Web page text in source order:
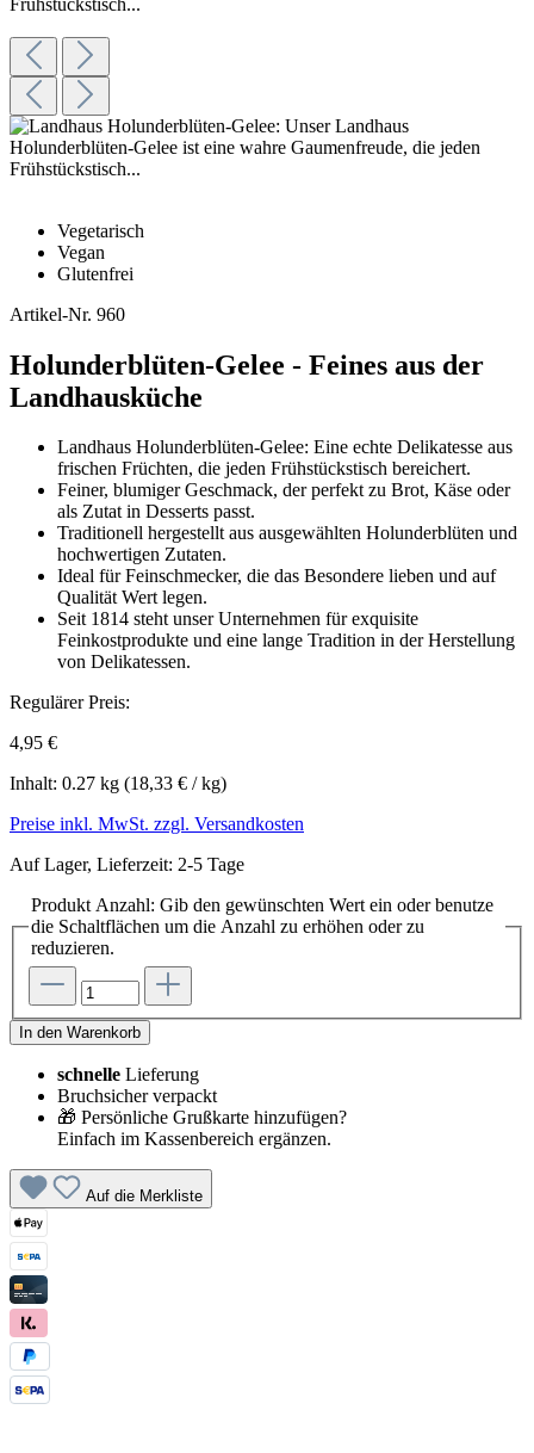
Vegetarisch
Vegan
Glutenfrei
Artikel-Nr. 960
Holunderblüten-Gelee - Feines aus der
Landhausküche
Landhaus Holunderblüten-Gelee: Eine echte Delikatesse aus
frischen Früchten, die jeden Frühstückstisch bereichert.
Feiner, blumiger Geschmack, der perfekt zu Brot, Käse oder
als Zutat in Desserts passt.
Traditionell hergestellt aus ausgewählten Holunderblüten und
hochwertigen Zutaten.
Ideal für Feinschmecker, die das Besondere lieben und auf
Qualität Wert legen.
Seit 1814 steht unser Unternehmen für exquisite
Feinkostprodukte und eine lange Tradition in der Herstellung
von Delikatessen.
Regulärer Preis:
4,95 €
Inhalt: 0.27 kg (18,33 € / kg)
Preise inkl. MwSt. zzgl. Versandkosten
Auf Lager, Lieferzeit: 2-5 Tage
Produkt Anzahl: Gib den gewünschten Wert ein oder benutze
die Schaltflächen um die Anzahl zu erhöhen oder zu
reduzieren.
In den Warenkorb
schnelle Lieferung
Bruchsicher verpackt
🎁 Persönliche Grußkarte hinzufügen?
Einfach im Kassenbereich ergänzen.
Auf die Merkliste